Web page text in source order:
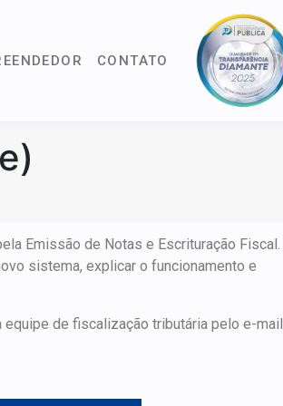
CONTATO
Emissão de Notas e Escrituração Fiscal.
sistema, explicar o funcionamento e
de fiscalização tributária pelo e-mail